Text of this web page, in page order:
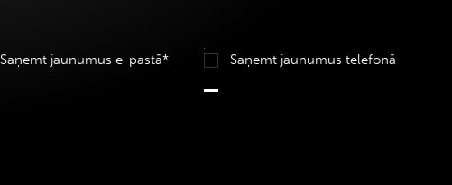
Saņemt jaunumus e-pastā* Saņemt jaunumus telefonā